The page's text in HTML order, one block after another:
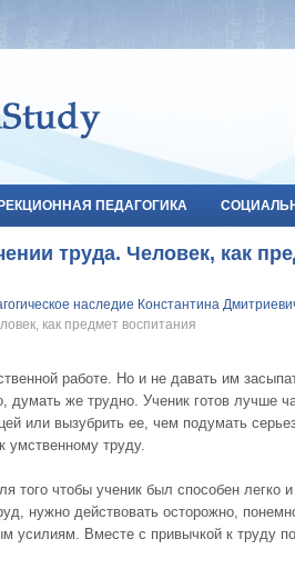
ПЕДАГОГИКА
труда. Человек, как
наследие Константина
как предмет воспитания
работе. Но и не давать им
ду­мать же трудно. Ученик готов лучше
или вызубрить ее, чем подумать
умственному труду.
того чтобы ученик был способен легко
нужно действовать осторожно,
усилиям. Вместе с привычкой к труду